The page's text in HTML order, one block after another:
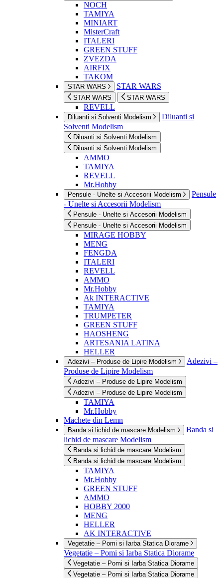
NOCH
TAMIYA
MINIART
MisterCraft
ITALERI
GREEN STUFF
ZVEZDA
AIRFIX
TAKOM
STAR WARS STAR WARS
STAR WARS STAR WARS
REVELL
Diluanti si Solventi Modelism
Diluanti si
Solventi Modelism
Diluanti si Solventi Modelism
Diluanti si Solventi Modelism
AMMO
TAMIYA
REVELL
Mr.Hobby
Pensule - Unelte si Accesorii Modelism
Pensule
- Unelte si Accesorii Modelism
Pensule - Unelte si Accesorii Modelism
Pensule - Unelte si Accesorii Modelism
MIRAGE HOBBY
MENG
FENGDA
ITALERI
REVELL
AMMO
Mr.Hobby
Ak INTERACTIVE
TAMIYA
TRUMPETER
GREEN STUFF
HAOSHENG
ARTESANIA LATINA
HELLER
Adezivi – Produse de Lipire Modelism
Adezivi –
Produse de Lipire Modelism
Adezivi – Produse de Lipire Modelism
Adezivi – Produse de Lipire Modelism
TAMIYA
Mr.Hobby
Machete din Lemn
Banda si lichid de mascare Modelism
Banda si
lichid de mascare Modelism
Banda si lichid de mascare Modelism
Banda si lichid de mascare Modelism
TAMIYA
Mr.Hobby
GREEN STUFF
AMMO
HOBBY 2000
MENG
HELLER
AK INTERACTIVE
Vegetatie – Pomi si Iarba Statica Diorame
Vegetatie – Pomi si Iarba Statica Diorame
Vegetatie – Pomi si Iarba Statica Diorame
Vegetatie – Pomi si Iarba Statica Diorame